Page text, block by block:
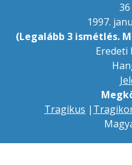
1997.
(Legalább 3 ismétlés.
Eredeti
Tragikus |